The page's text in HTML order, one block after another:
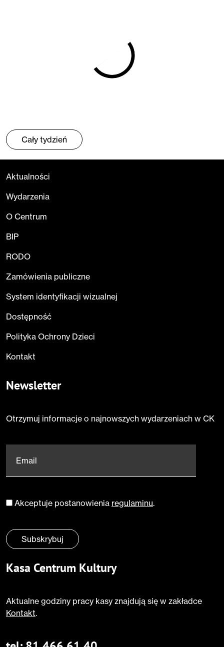
Cały tydzień
Aktualności
Wydarzenia
O Centrum
BIP
RODO
Zamówienia publiczne
System identyfikacji wizualnej
Dostępność
Polityka Ochrony Dzieci
Kontakt
Newsletter
Otrzymuj informacje o najnowszych wydarzeniach w CK
Email
Zgoda*
Akceptuje postanowienia regulaminu.
Subskrybuj
Kasa Centrum Kultury
Aktualne godziny pracy kasy znajdują się w zakładce
Kontakt.